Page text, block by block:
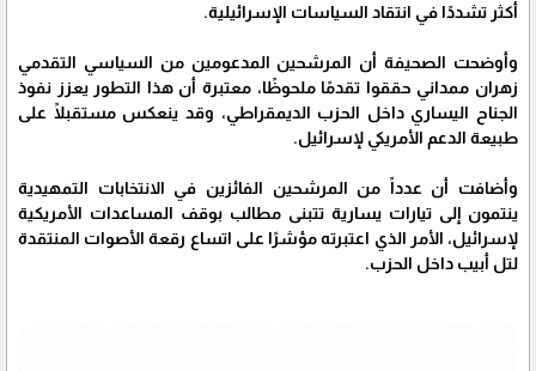
أكثر تشددًا في انتقاد السياسات الإسرائيلية.
وأوضحت الصحيفة أن المرشحين المدعومين من السياسي التقدمي
زهران ممداني حققوا تقدمًا ملحوظًا، معتبرة أن هذا التطور يعزز نفوذ
الجناح اليساري داخل الحزب الديمقراطي، وقد ينعكس مستقبلًا على
طبيعة الدعم الأمريكي لإسرائيل.
وأضافت أن عدداً من المرشحين الفائزين في الانتخابات التمهيدية
ينتمون إلى تيارات يسارية تتبنى مطالب بوقف المساعدات الأمريكية
لإسرائيل، الأمر الذي اعتبرته مؤشرًا على اتساع رقعة الأصوات المنتقدة
لتل أبيب داخل الحزب.